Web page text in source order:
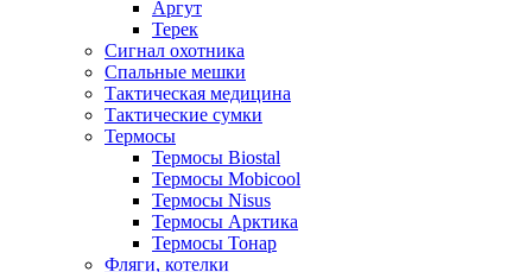
Аргут
Терек
Сигнал охотника
Спальные мешки
Тактическая медицина
Тактические сумки
Термосы
Термосы Biostal
Термосы Mobicool
Термосы Nisus
Термосы Арктика
Термосы Тонар
Фляги, котелки